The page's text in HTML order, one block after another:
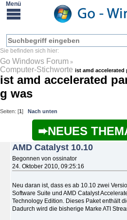
Go Windows Forum »
Computer-Stichworte ist amd accelerated
ist amd accelerated
g was
Seiten: [1] Nach unten
NEUES
AMD Catalyst 10.10
Begonnen von ossinator
24. Oktober 2010, 09:25:16
Neu daran ist, dass es ab 10.10 zwei
Software Suite und AMD Catalyst
Technology Edition. Dieses Paket enthält
Dadurch wird die bisherige Marke ATI